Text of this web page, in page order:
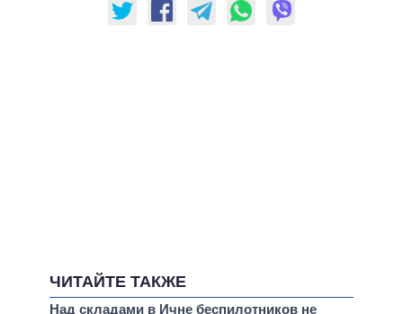
ЧИТАЙТЕ ТАКЖЕ
Над складами в Ичне беспилотников не